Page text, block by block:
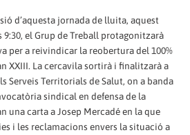
d’aquesta jornada de lluita, aquest
el Grup de Treball protagonitzarà
per a reivindicar la reobertura del 100%
XXIII. La cercavila sortirà i finalitzarà a
Serveis Territorials de Salut, on a banda
sindical en defensa de la
una carta a Josep Mercadé en la que
i les reclamacions envers la situació a